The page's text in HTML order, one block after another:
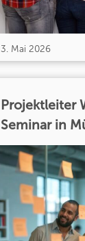
3. Mai 2026
Projektleiter
Seminar in